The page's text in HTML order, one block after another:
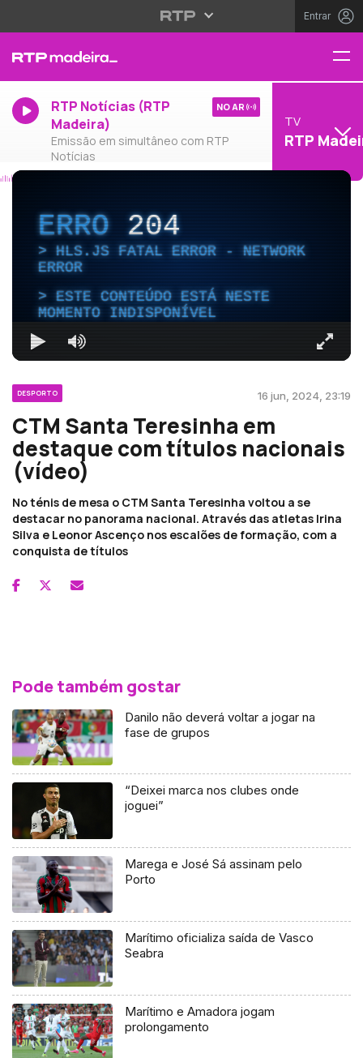
Entrar
RTP Notícias (RTP
Madeira)
Emissão em simultâneo com RTP
Notícias
NO AR
TV
RTP
ERRO204
HLS.JS FATAL ERROR - NETWORK
ERROR
ESTE CONTEÚDO ESTÁ NESTE
MOMENTO INDISPONÍVEL
DESPORTO 16 jun, 2024, 23:19
CTM Santa Teresinha em
destaque com títulos nacionais
(vídeo)
No ténis de mesa o CTM Santa Teresinha voltou a se
destacar no panorama nacional. Através das atletas Irina
Silva e Leonor Ascenço nos escalões de formação, com a
conquista de títulos
Pode também gostar
Danilo não deverá voltar a jogar na
fase de grupos
“Deixei marca nos clubes onde
joguei”
Marega e José Sá assinam pelo
Porto
Marítimo oficializa saída de Vasco
Seabra
Marítimo e Amadora jogam
prolongamento